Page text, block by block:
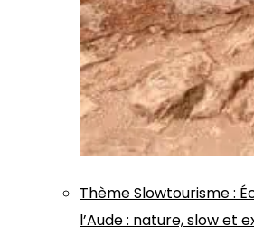
ThèmeSlowtourisme:
l’Aude : nature, slow et